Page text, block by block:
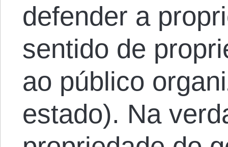
defender a
sentido de
ao público
estado). Na